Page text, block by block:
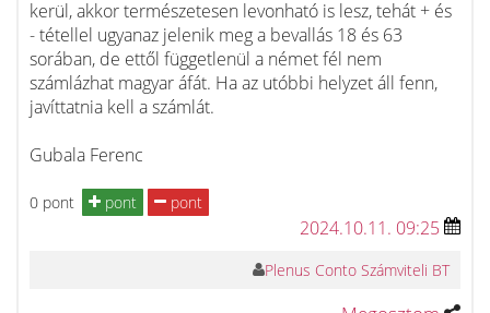
kerül, akkor természetesen levonható is lesz, tehát + és
- tétellel ugyanaz jelenik meg a bevallás 18 és 63
sorában, de ettől függetlenül a német fél nem
számlázhat magyar áfát. Ha az utóbbi helyzet áll fenn,
javíttatnia kell a számlát.
Gubala Ferenc
0 pont pont pont
2024.10.11. 09:25
Plenus Conto Számviteli BT